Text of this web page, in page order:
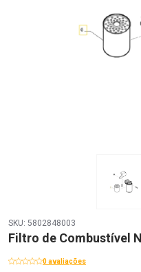
SKU: 5802848003
Filtro de Combustível
0 avaliações